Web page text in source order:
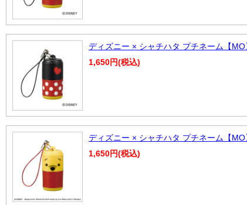
ディズニー × シャチハタ プチネーム【
1,650円(税込)
ディズニー × シャチハタ プチネーム【
1,650円(税込)